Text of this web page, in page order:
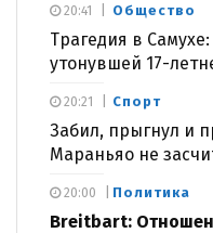
Общество
Трагедия в
утонувшей 17-
20:41
Спорт
Забил, прыгнул и
Мараньяо не
20:21
Политика
Breitbart:
20:00